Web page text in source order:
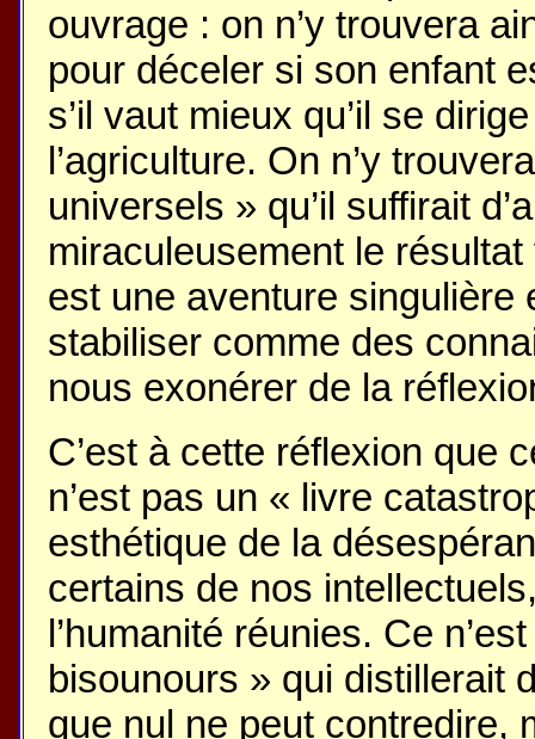
ouvrage : on n’y trouvera
pour déceler si son enfant
s’il vaut mieux qu’il se
l’agriculture. On n’y
universels » qu’il suffirait
miraculeusement le
est une aventure singulière
stabiliser comme des
nous exonérer de la
C’est à cette réflexion que
n’est pas un « livre
esthétique de la
certains de nos
l’humanité réunies. Ce
bisounours » qui distillerait
que nul ne peut contredire,